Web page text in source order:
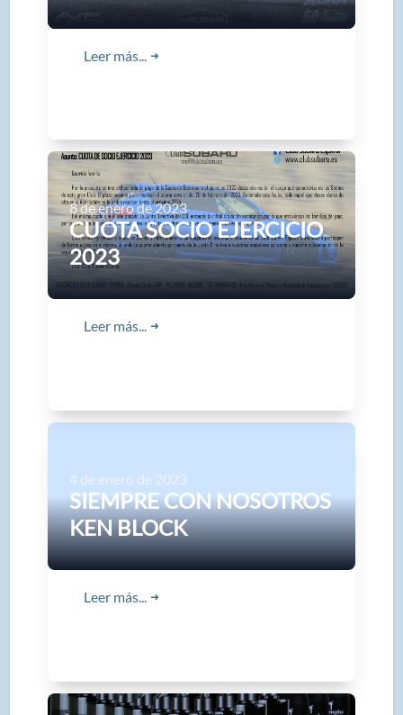
Leer más... ➜
CUOTA SOCIO EJERCICIO
2023
8 de enero de 2023
Leer más... ➜
SIEMPRE CON NOSOTROS
KEN BLOCK
4 de enero de 2023
Leer más... ➜